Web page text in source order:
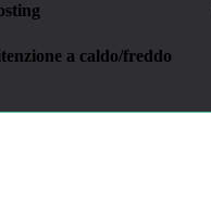
a caldo/freddo